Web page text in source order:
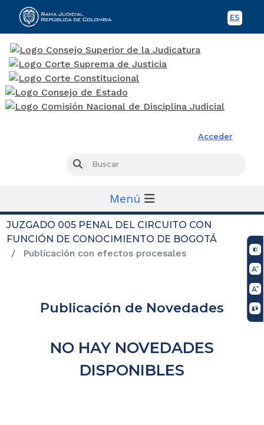
ES
Acceder
Buscar
Menú
JUZGADO 005 PENAL DEL CIRCUITO CON
FUNCIÓN DE CONOCIMIENTO DE BOGOTÁ
Publicación con efectos procesales
Publicación de Novedades
NO HAY NOVEDADES
DISPONIBLES